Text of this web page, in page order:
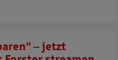
– jetzt